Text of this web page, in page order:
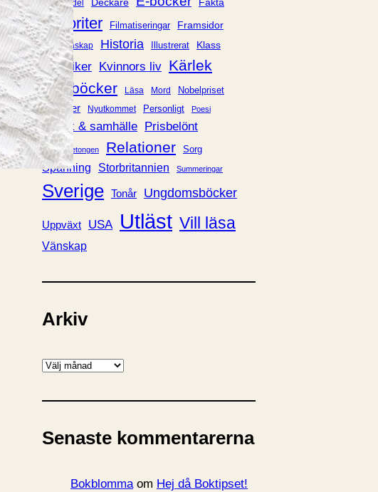
e
r
Bokhandel
Favoriter Filmatiseringar Framsidor
Föräldraskap Historia Illustrerat Klass
Klassiker Kvinnors liv Kärlek
Ljudböcker
Läsa Mord Nobelpriset
Noveller Nyutkommet Personligt Poesi
Politik & samhälle Prisbelönt
Radioföljetongen Relationer Sorg
Spänning Storbritannien Summeringar
Sverige Tonår Ungdomsböcker
Uppväxt USA Utläst Vill läsa
Vänskap
Arkiv
A
k
v
Senaste kommentarerna
Bokblommaom Hej då Boktipset!